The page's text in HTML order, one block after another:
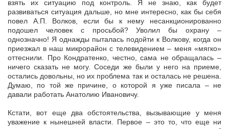
взять их ситуацию под контроль. Я не знаю, как будет
развиваться ситуация дальше, но мне интересно, как бы себя
повел А.П. Волков, если бы к нему несанкционированно
подошел человек с просьбой? Уволил бы охрану –
однозначно! Я однажды пыталась подойти к Волкову, когда он
приезжал в наш микрорайон с телевидением – меня «мягко»
оттеснили. Про Кондратенко, честно, сама не обращалась –
ничего сказать не могу. Соседи же были у него на приеме,
остались довольны, но их проблема так и осталась не решена.
Думаю, по той же причине, о которой я уже писала – не
давали работать Анатолию Ивановичу.
Кстати, вот еще два обстоятельства, вызывающие у меня
уважение к нынешней власти. Первое – это то, что еще ни